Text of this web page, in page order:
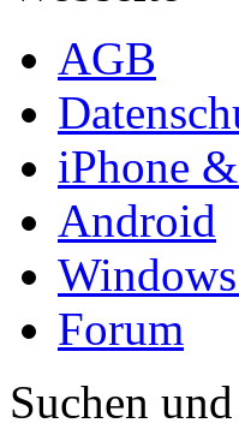
AGB
iPhone
Android
Forum
Suchen